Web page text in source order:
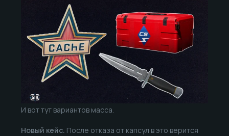
И вот тут вариантов масса.
Новый кейс. После отказа от капсул в это верится